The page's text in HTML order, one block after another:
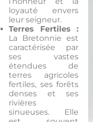
loyauté envers
leur seigneur.
Terres Fertiles :
La Bretonnie est
caractérisée par
ses vastes
étendues de
terres agricoles
fertiles, ses forêts
denses et ses
rivières
sinueuses. Elle